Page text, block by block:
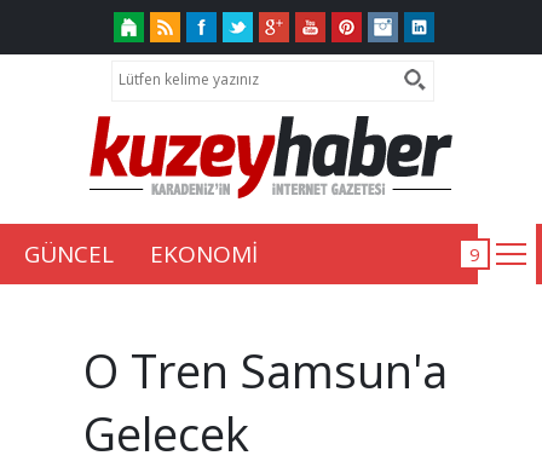
GÜNCEL EKONOMİ
O Tren Samsun'a
Gelecek